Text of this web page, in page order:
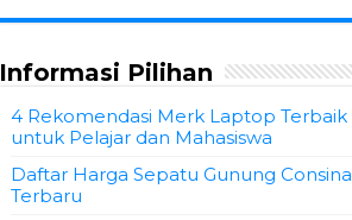
Informasi Pilihan
4 Rekomendasi Merk Laptop Terbaik
untuk Pelajar dan Mahasiswa
Daftar Harga Sepatu Gunung Consina
Terbaru